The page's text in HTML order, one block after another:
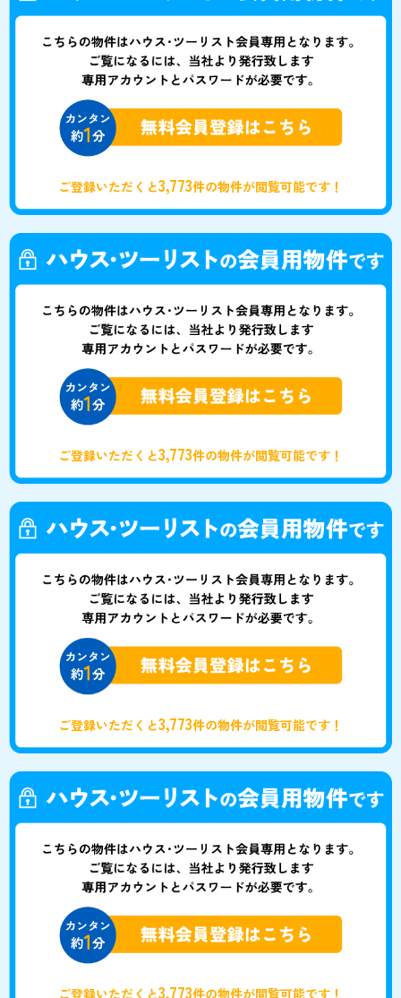
ご登録いただくと3,773件の物件が閲覧可能です！
ご登録いただくと3,773件の物件が閲覧可能です！
ご登録いただくと3,773件の物件が閲覧可能です！
ご登録いただくと3,773件の物件が閲覧可能です！